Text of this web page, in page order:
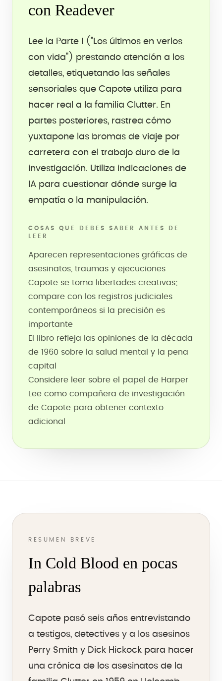
con Readever
Lee la Parte I ("Los últimos en verlos
con vida") prestando atención a los
detalles, etiquetando las señales
sensoriales que Capote utiliza para
hacer real a la familia Clutter. En
partes posteriores, rastrea cómo
yuxtapone las bromas de viaje por
carretera con el trabajo duro de la
investigación. Utiliza indicaciones de
IA para cuestionar dónde surge la
empatía o la manipulación.
COSAS QUE DEBES SABER ANTES DE
LEER
Aparecen representaciones gráficas de
asesinatos, traumas y ejecuciones
Capote se toma libertades creativas;
compare con los registros judiciales
contemporáneos si la precisión es
importante
El libro refleja las opiniones de la década
de 1960 sobre la salud mental y la pena
capital
Considere leer sobre el papel de Harper
Lee como compañera de investigación
de Capote para obtener contexto
adicional
RESUMEN BREVE
In Cold Blood en pocas
palabras
Capote pasó seis años entrevistando
a testigos, detectives y a los asesinos
Perry Smith y Dick Hickock para hacer
una crónica de los asesinatos de la